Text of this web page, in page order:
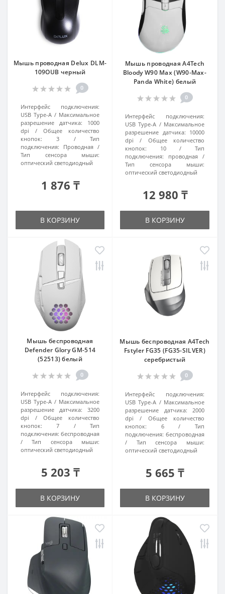
Мышь проводная Delux DLM-
109OUB черный
0
Интерфейс подключения:
USB Type-A
Максимальное
разрешение датчика:
1000
dpi
Общее количество
кнопок:
3
Тип
подключения:
Проводная
Тип сенсора мыши:
оптический светодиодный
1 876 ₸
В КОРЗИНУ
Мышь проводная A4Tech
Bloody W90 Max (W90-Max-
Panda White) белый
0
Интерфейс подключения:
USB Type-A
Максимальное
разрешение датчика: 10000
dpi
Общее количество
кнопок:
10
Тип
подключения:
проводная
Тип сенсора мыши:
оптический светодиодный
12 980 ₸
В КОРЗИНУ
Мышь беспроводная
Defender Glory GM-514
(52513) белый
0
Интерфейс подключения:
USB Type-A
Максимальное
разрешение датчика:
3200
dpi
Общее количество
кнопок:
7
Тип
подключения: беспроводная
Тип сенсора мыши:
оптический светодиодный
5 203 ₸
В КОРЗИНУ
Мышь беспроводная A4Tech
Fstyler FG35 (FG35-SILVER)
серебристый
0
Интерфейс подключения:
USB Type-A
Максимальное
разрешение датчика:
2000
dpi
Общее количество
кнопок:
6
Тип
подключения: беспроводная
Тип сенсора мыши:
оптический светодиодный
5 665 ₸
В КОРЗИНУ